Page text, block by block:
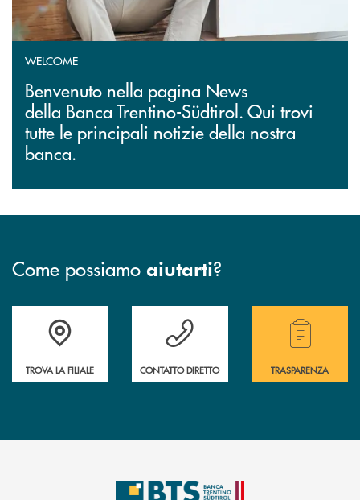
WELCOME
Benvenuto nella pagina News
della Banca Trentino-Südtirol. Qui trovi
tutte le principali notizie della nostra
banca.
Come possiamo aiutarti?
Accedi all' elenco completo delle filiali.
TROVA LA FILIALE
Hai bisogno di assistenza immediata?
CONTATTO DIRETTO
Hai bisogno di
TRASPARENZA